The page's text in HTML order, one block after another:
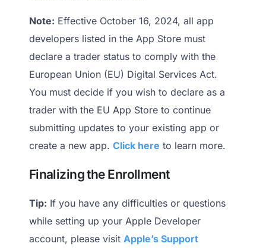
Note: Effective October 16, 2024, all app
developers listed in the App Store must
declare a trader status to comply with the
European Union (EU) Digital Services Act.
You must decide if you wish to declare as a
trader with the EU App Store to continue
submitting updates to your existing app or
create a new app. Click here to learn more.
Finalizing the Enrollment
Tip: If you have any difficulties or questions
while setting up your Apple Developer
account, please visit Apple’s Support